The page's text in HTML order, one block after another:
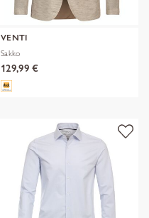
VENTI
Sakko
129,99 €